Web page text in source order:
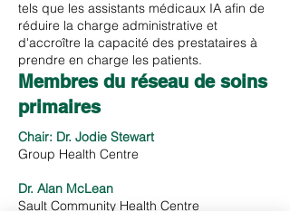
tels que les assistants médicaux IA afin de
réduire la charge administrative et
d'accroître la capacité des prestataires à
prendre en charge les patients.
Membres du réseau de soins
primaires
Chair: Dr. Jodie Stewart
Group Health Centre
Dr. Alan McLean
Sault Community Health Centre